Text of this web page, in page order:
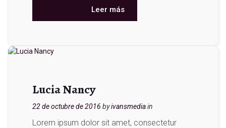
Leer más
Lucia Nancy
22 de octubre de 2016 byivansmediain
Lorem ipsum dolor sit amet, consectetur